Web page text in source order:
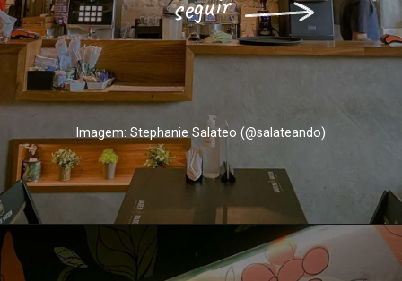
Imagem: Stephanie Salateo (@salateando)